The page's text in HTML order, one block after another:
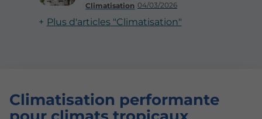
Climatisation 04/03/2026
Plus d'articles "Climatisation"
Climatisation performante